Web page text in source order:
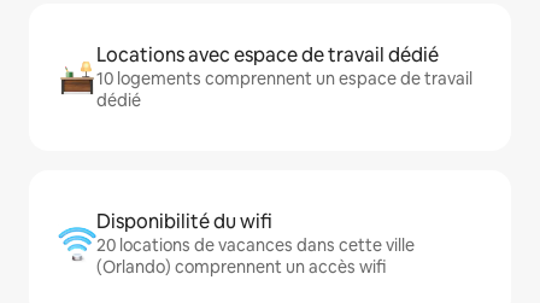
Locations avec espace de travail dédié
10 logements comprennent un espace de travail
dédié
Disponibilité du wifi
20 locations de vacances dans cette ville
(Orlando) comprennent un accès wifi